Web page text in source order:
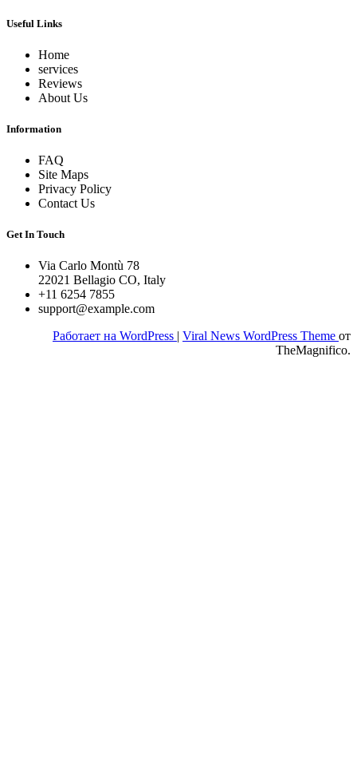
Useful Links
Home
services
Reviews
About Us
Information
FAQ
Site Maps
Privacy Policy
Contact Us
Get In Touch
Via Carlo Montù 78
22021 Bellagio CO, Italy
+11 6254 7855
support@example.com
Работает на WordPress | Viral News WordPress Theme от
TheMagnifico.